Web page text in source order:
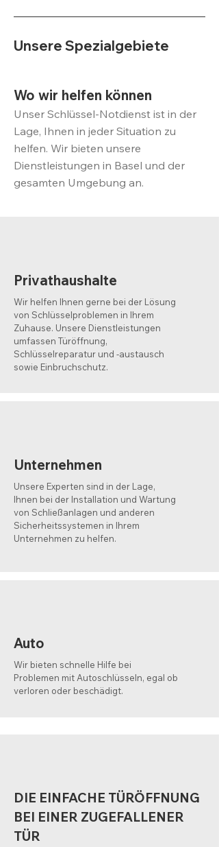
Unsere Spezialgebiete
Wo wir helfen können
Unser Schlüssel-Notdienst ist in der
Lage, Ihnen in jeder Situation zu
helfen. Wir bieten unsere
Dienstleistungen in Basel und der
gesamten Umgebung an.
Privathaushalte
Wir helfen Ihnen gerne bei der Lösung
von Schlüsselproblemen in Ihrem
Zuhause. Unsere Dienstleistungen
umfassen Türöffnung,
Schlüsselreparatur und -austausch
sowie Einbruchschutz.
Unternehmen
Unsere Experten sind in der Lage,
Ihnen bei der Installation und Wartung
von Schließanlagen und anderen
Sicherheitssystemen in Ihrem
Unternehmen zu helfen.
Auto
Wir bieten schnelle Hilfe bei
Problemen mit Autoschlüsseln, egal ob
verloren oder beschädigt.
DIE EINFACHE TÜRÖFFNUNG
BEI EINER ZUGEFALLENER
TÜR